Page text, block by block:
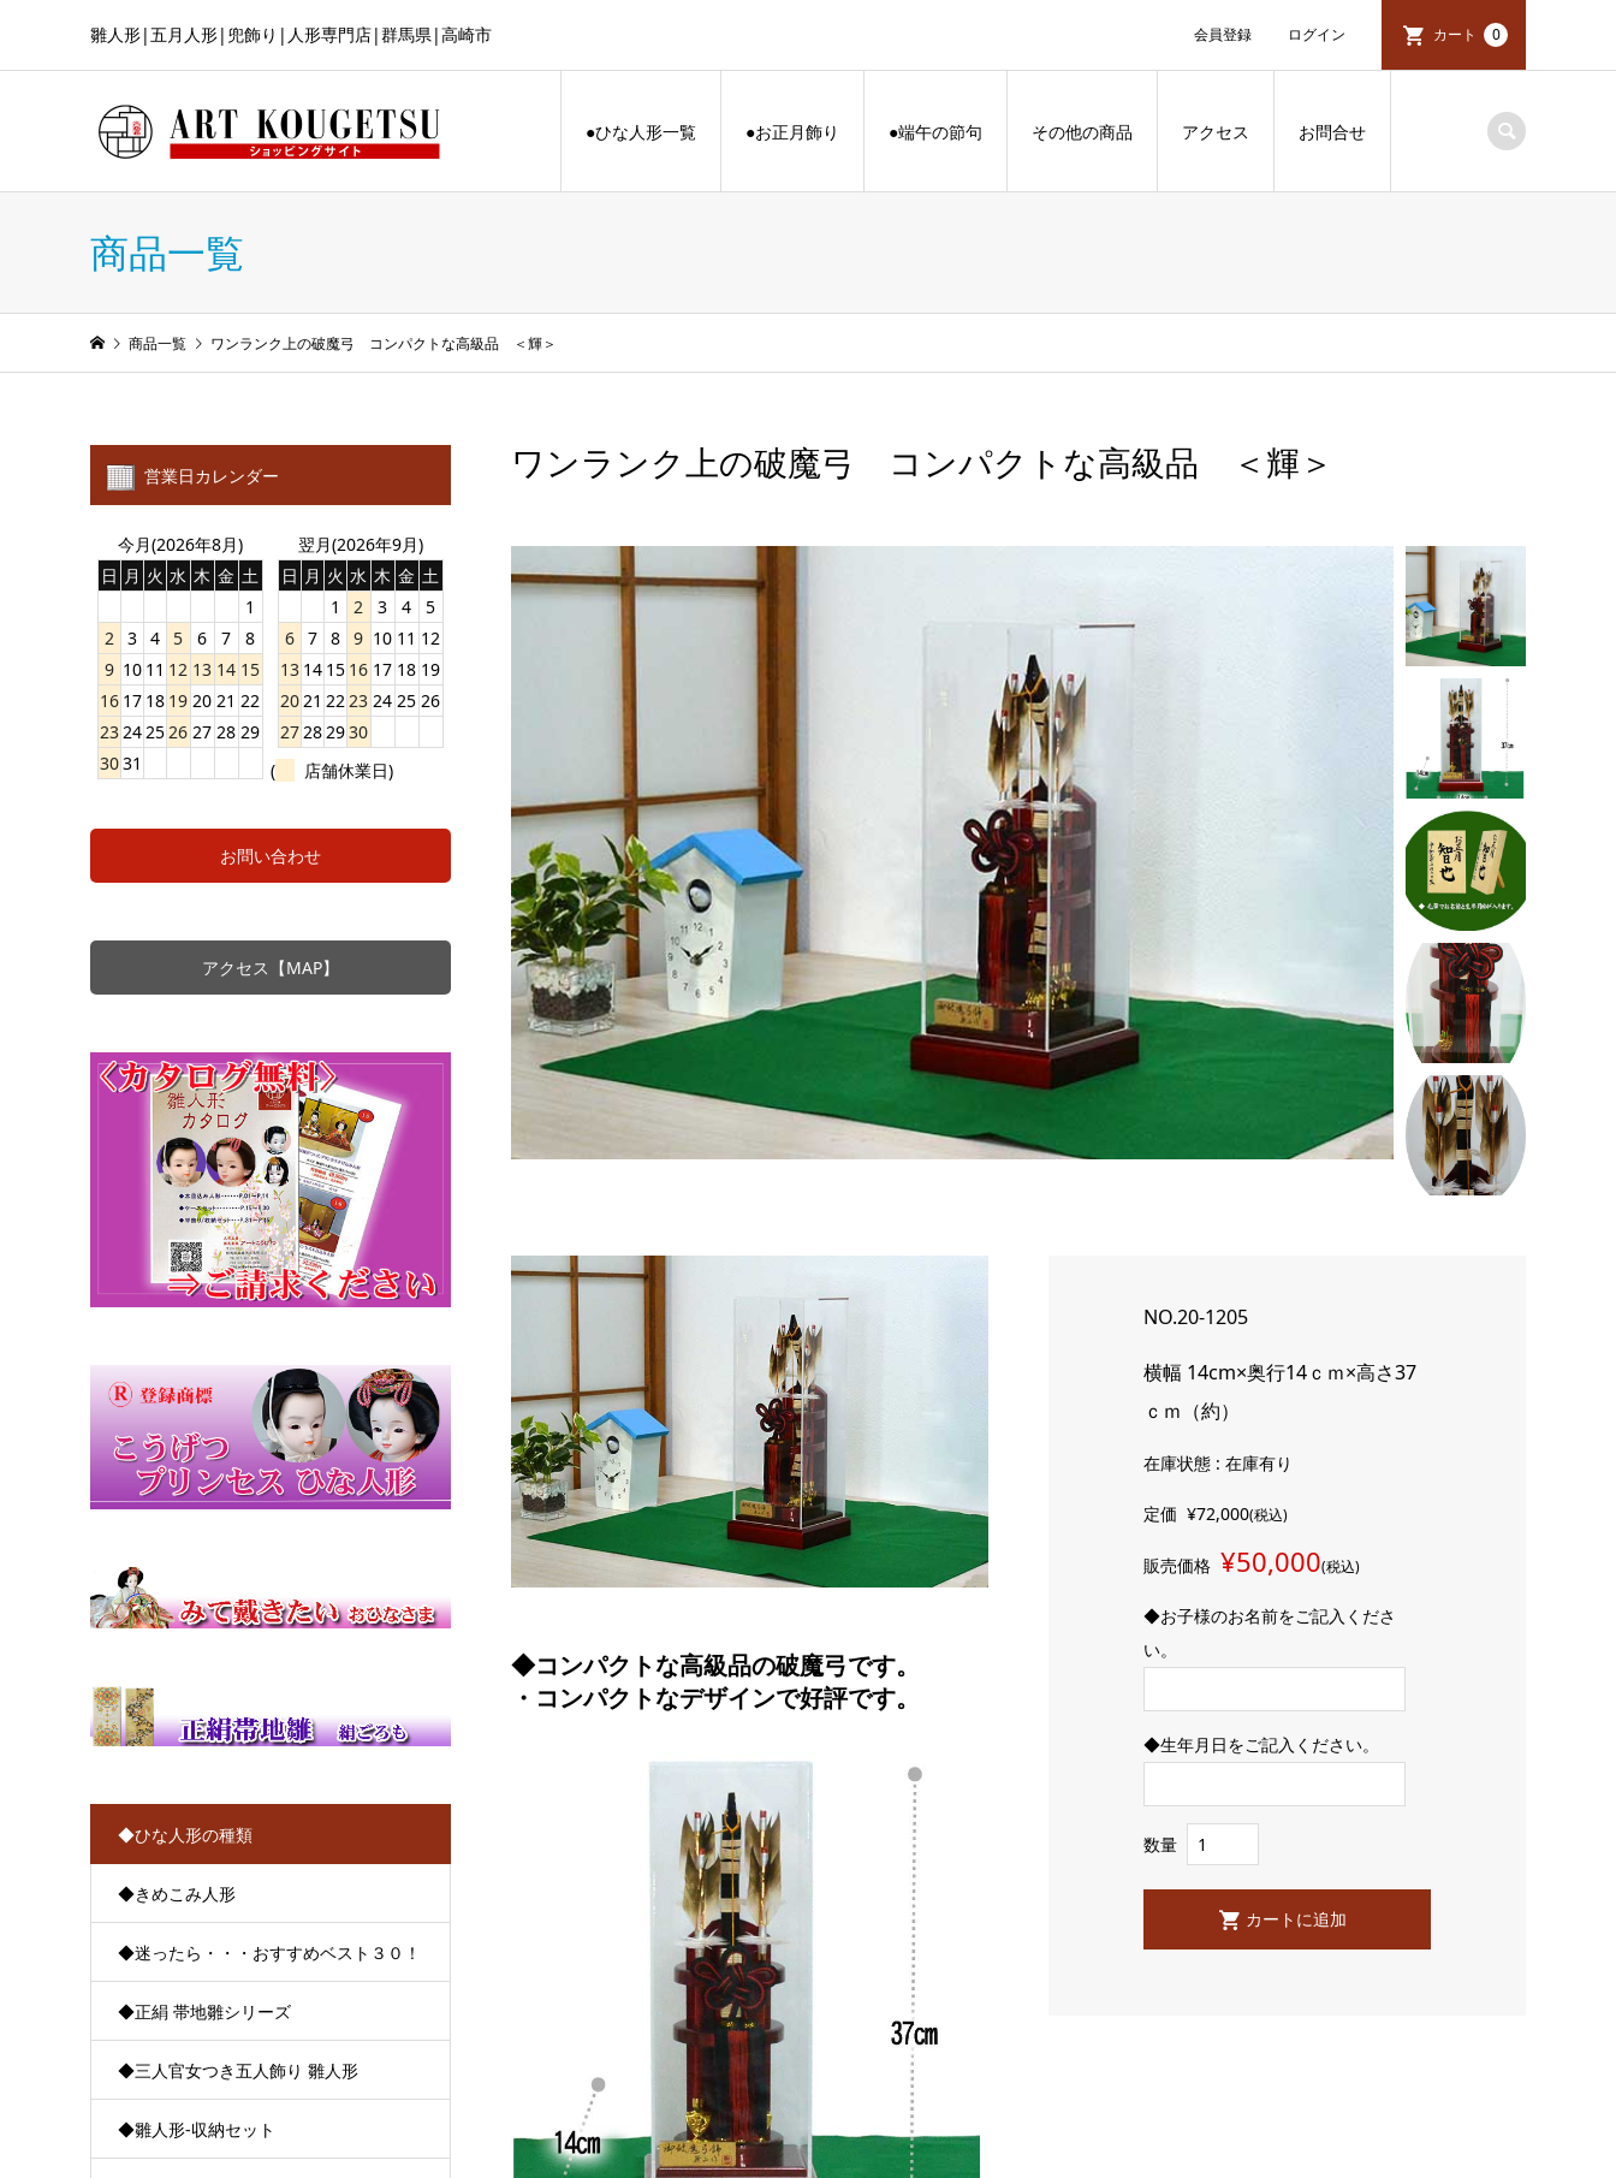
雛人形|五月人形|兜飾り|人形専門店|群馬県|高崎市 会員登録 ログイン カート 0
●ひな人形一覧 ●お正月飾り ●端午の節句 その他の商品 アクセス お問合せ
商品一覧
商品一覧 ワンランク上の破魔弓 コンパクトな高級品 ＜輝＞
ワンランク上の破魔弓 コンパクトな高級品 ＜輝＞
◆コンパクトな高級品の破魔弓です。
・コンパクトなデザインで好評です。
NO.20-1205
横幅 14cm×奥行14ｃｍ×高さ37
ｃｍ（約）
在庫状態 : 在庫有り
定価¥72,000(税込)
販売価格 ¥50,000(税込)
◆お子様のお名前をご記入くださ
い。
◆生年月日をご記入ください。
数量
営業日カレンダー
今月(2026年8月)
日 月 火 水 木 金 土
1
2 3 4 5 6 7
8
9 10 11 12 13 14 15
16 17 18 19 20 21 22
23242526 27 28 29
3031
翌月(2026年9月)
日 月 火 水 木 金 土
1
2 3 4
5
6 7 8 9 10 11 12
13 14 15 16 17 18 19
2021 2223 24 25 26
27282930
(
店舗休業日)
お問い合わせ
アクセス【MAP】
◆ひな人形の種類
◆きめこみ人形
◆迷ったら・・・おすすめベスト３０！
◆正絹 帯地雛シリーズ
◆三人官女つき五人飾り 雛人形
◆雛人形-収納セット